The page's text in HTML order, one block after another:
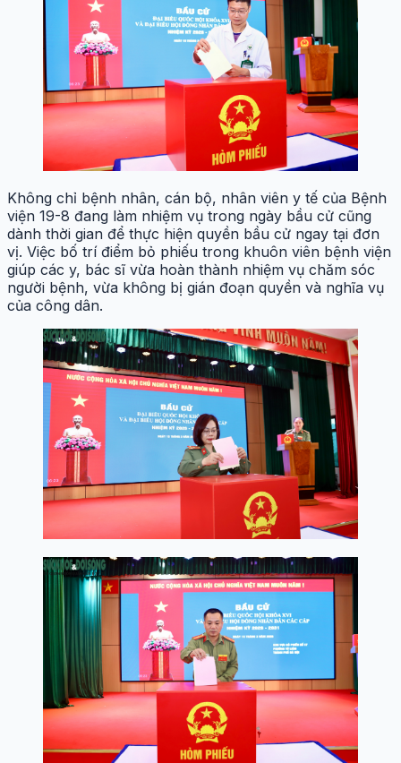
Không chỉ bệnh nhân, cán bộ, nhân viên y tế của Bệnh
viện 19-8 đang làm nhiệm vụ trong ngày bầu cử cũng
dành thời gian để thực hiện quyền bầu cử ngay tại đơn
vị. Việc bố trí điểm bỏ phiếu trong khuôn viên bệnh viện
giúp các y, bác sĩ vừa hoàn thành nhiệm vụ chăm sóc
người bệnh, vừa không bị gián đoạn quyền và nghĩa vụ
của công dân.